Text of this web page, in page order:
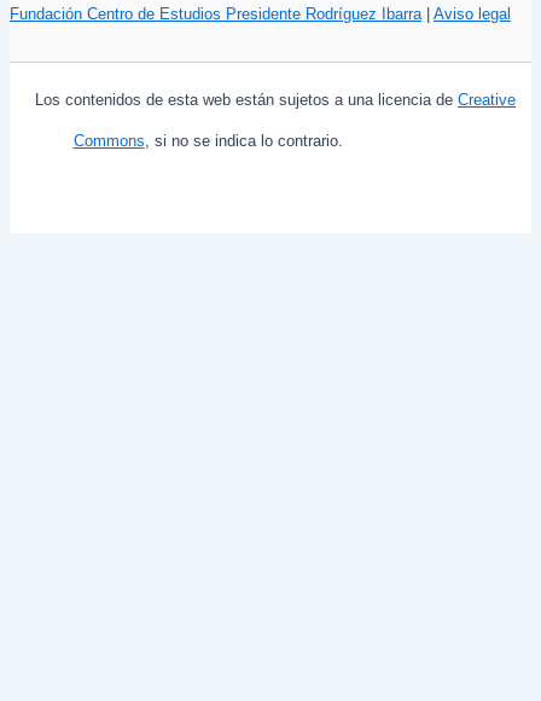
Fundación Centro de Estudios Presidente Rodríguez Ibarra| Aviso legal
Los contenidos de esta web están sujetos a una licencia de Creative
Commons, si no se indica lo contrario.